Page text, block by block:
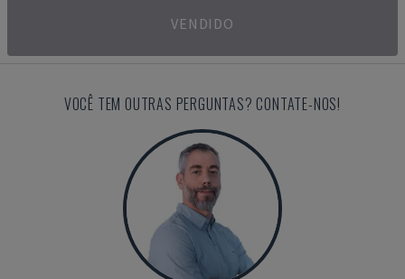
VENDIDO
VOCÊ TEM OUTRAS PERGUNTAS? CONTATE-NOS!